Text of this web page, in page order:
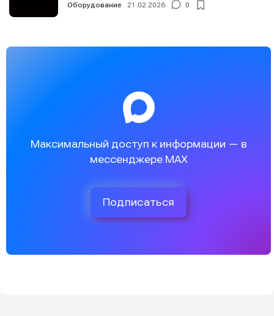
Оборудование 21.02.2026 0
Максимальный доступ к информации — в
мессенджере MAX
Подписаться